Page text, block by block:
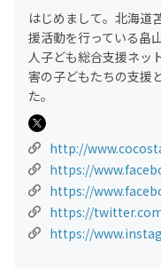
はじめまして。北海道
援活動を行っている畠
人子ども総合支援ネッ
害の子どもたちの支援
た。
http://
https://
https://
https://
https://